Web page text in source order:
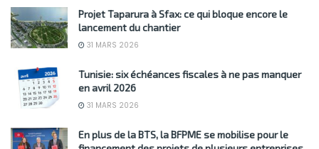
Projet Taparura à Sfax: ce qui bloque encore le
lancement du chantier
31 MARS 2026
Tunisie: six échéances fiscales à ne pas manquer
en avril 2026
31 MARS 2026
En plus de la BTS, la BFPME se mobilise pour le